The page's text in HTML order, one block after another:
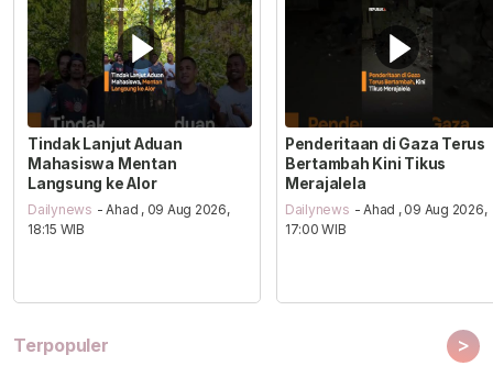
Tindak Lanjut Aduan
Mahasiswa Mentan
Langsung ke Alor
Dailynews - Ahad , 09 Aug 2026,
18:15 WIB
Penderitaan di Gaza Terus
Bertambah Kini Tikus
Merajalela
Dailynews - Ahad , 09 Aug 2026,
17:00 WIB
Terpopuler >